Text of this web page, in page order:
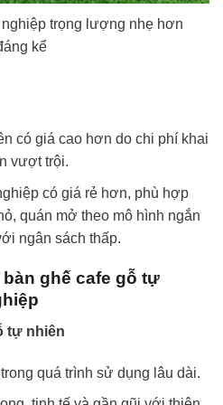
trọng lượng nhẹ hơn
kể
có giá cao hơn do chi phí khai
vượt trội.
có giá rẻ hơn, phù hợp
quán mở theo mô hình ngắn
ngân sách thấp.
ghế cafe gỗ tự
tự nhiên
quá trình sử dụng lâu dài.